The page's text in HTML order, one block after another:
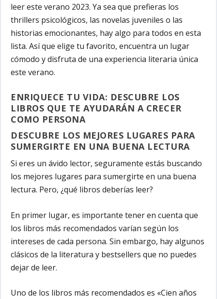
leer este verano 2023. Ya sea que prefieras los
thrillers psicológicos, las novelas juveniles o las
historias emocionantes, hay algo para todos en esta
lista. Así que elige tu favorito, encuentra un lugar
cómodo y disfruta de una experiencia literaria única
este verano.
ENRIQUECE TU VIDA: DESCUBRE LOS
LIBROS QUE TE AYUDARÁN A CRECER
COMO PERSONA
DESCUBRE LOS MEJORES LUGARES PARA
SUMERGIRTE EN UNA BUENA LECTURA
Si eres un ávido lector, seguramente estás buscando
los mejores lugares para sumergirte en una buena
lectura. Pero, ¿qué libros deberías leer?
En primer lugar, es importante tener en cuenta que
los libros más recomendados varían según los
intereses de cada persona. Sin embargo, hay algunos
clásicos de la literatura y bestsellers que no puedes
dejar de leer.
Uno de los libros más recomendados es «Cien años